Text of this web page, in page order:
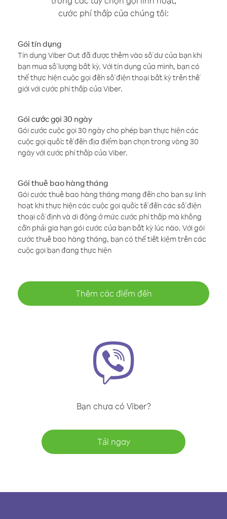
cước phí thấp của chúng tôi:
Gói tín dụng
Tín dụng Viber Out đã được thêm vào số dư của bạn khi
bạn mua số lượng bất kỳ. Với tín dụng của mình, bạn có
thể thực hiện cuộc gọi đến số điện thoại bất kỳ trên thế
giới với cước phí thấp của Viber.
Gói cước gọi 30 ngày
Gói cước cuộc gọi 30 ngày cho phép bạn thực hiện các
cuộc gọi quốc tế đến địa điểm bạn chọn trong vòng 30
ngày với cước phí thấp của Viber.
Gói thuê bao hàng tháng
Gói cước thuê bao hàng tháng mang đến cho bạn sự linh
hoạt khi thực hiện các cuộc gọi quốc tế đến các số điện
thoại cố định và di động ở mức cước phí thấp mà không
cần phải gia hạn gói cước của bạn bất kỳ lúc nào. Với gói
cước thuê bao hàng tháng, bạn có thể tiết kiệm trên các
cuộc gọi bạn đang thực hiện
Thêm các điểm đến
Bạn chưa có Viber?
Tải ngay